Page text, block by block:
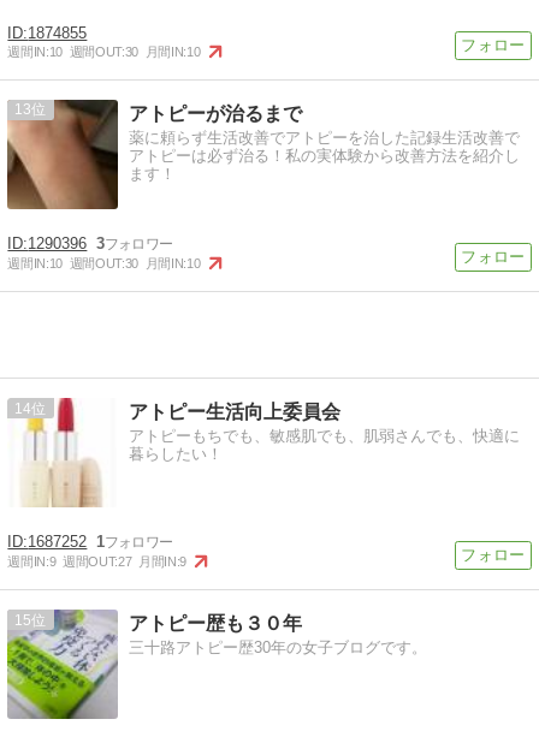
1874855
週間IN:10 週間OUT:30 月間IN:10
13 アトピーが治るまで
薬に頼らず生活改善でアトピーを治した記録生活改善で
アトピーは必ず治る！私の実体験から改善方法を紹介し
ます！
1290396 3
週間IN:10 週間OUT:30 月間IN:10
14 アトピー生活向上委員会
アトピーもちでも、敏感肌でも、肌弱さんでも、快適に
暮らしたい！
1687252 1
週間IN:9 週間OUT:27 月間IN:9
15 アトピー歴も３０年
三十路アトピー歴30年の女子ブログです。